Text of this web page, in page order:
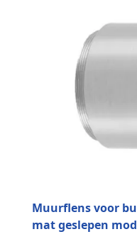
Muurflens voor
mat geslepen